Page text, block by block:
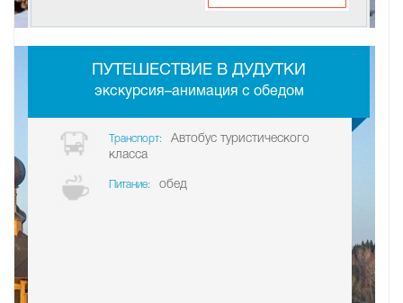
ПУТЕШЕСТВИЕ В ДУДУТКИ
экскурсия–анимация с обедом
Транспорт:
Автобус туристического
класса
Питание: обед
-